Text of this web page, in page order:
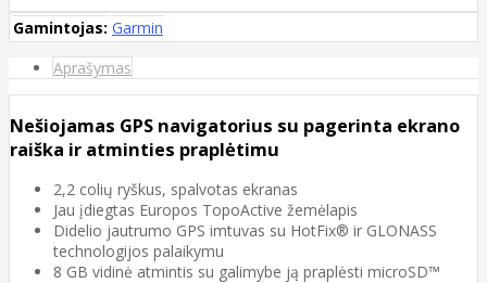
Gamintojas: Garmin
Aprašymas
Nešiojamas GPS navigatorius su pagerinta ekrano
raiška ir atminties praplėtimu
2,2 colių ryškus, spalvotas ekranas
Jau įdiegtas Europos TopoActive žemėlapis
Didelio jautrumo GPS imtuvas su HotFix® ir GLONASS
technologijos palaikymu
8 GB vidinė atmintis su galimybe ją praplėsti microSD™